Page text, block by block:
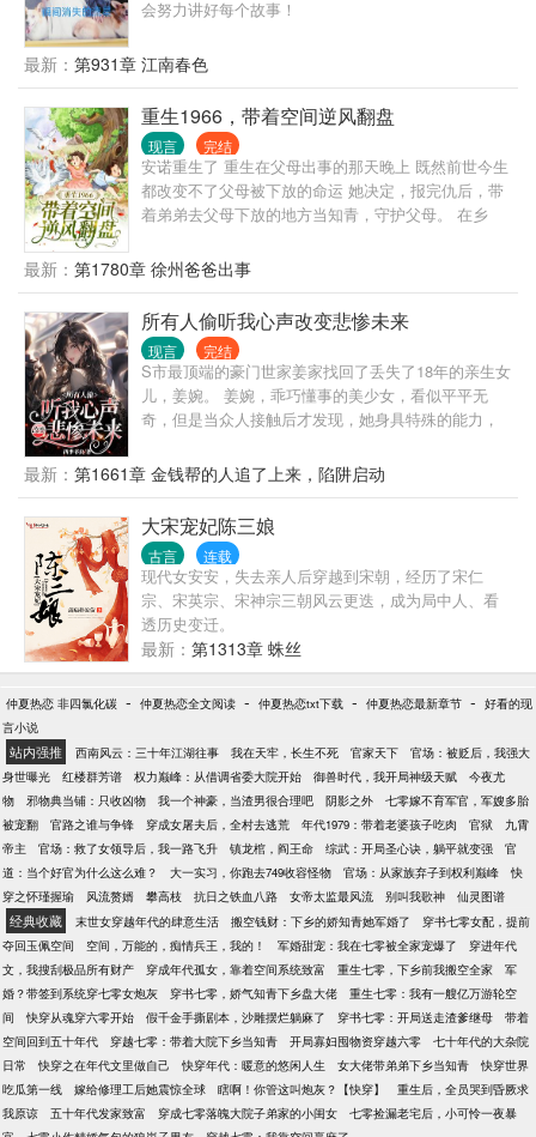
会努力讲好每个故事！
最新： 第931章 江南春色
重生1966，带着空间逆风翻盘
现言 完结
安诺重生了 重生在父母出事的那天晚上 既然前世今生
都改变不了父母被下放的命运 她决定，报完仇后，带
着弟弟去父母下放的地方当知青，守护父母。 在乡
风生水起。
最新： 第1780章 徐州爸爸出事
所有人偷听我心声改变悲惨未来
现言 完结
S市最顶端的豪门世家姜家找回了丢失了18年的亲生女
儿，姜婉。 姜婉，乖巧懂事的美少女，看似平平无
奇，但是当众人接触后才发现，她身具特殊的能力，
意识爆出来的心声改变了悲惨的未来。 姜婉不仅仅成
为了姜家的团宠，被父母和六个哥哥当成心中宝，也
成为了S市最顶层圈子一众大佬的团宠，更成为了人人
惧怕闻风丧胆的迟家家主，迟宴的心头肉，手中宝。
迟宴，迟氏集团现今的掌舵人，年轻有为，俊美多
金，人人都道最是冷漠，有手段，在商场和那些老奸
巨猾的老姜们争斗从来不会落于下风，是让老将们又
爱又恨的后生。 但是到了懵懂的姜婉身边，却变成了
温柔的邻家大哥哥，从一开始对她的妹妹般的关爱衍
生到男女之情的深爱，最后则变成了深入骨髓的挚
爱。 温水煮青蛙般将懵懂单蠢的姜婉一步步的套近他
机深沉。 … 当未来众多在现今各方领域称霸的天才们
被问起这辈子最感谢的人时，他们都有志一同的感谢
同一人。 成为商场女强人的乐颖靓说，“感谢姜
婉。”是她的到来才让自己免去了被堂妹害死的悲惨结
局。 成为了名闻天下的钢琴女王的米雪说，“感谢姜
婉。”
最新： 第1661章 金钱帮的人追了上来，陷阱启动
大宋宠妃陈三娘
古言 连载
现代女安安，失去亲人后穿越到宋朝，经历了宋仁
宗、宋英宗、宋神宗三朝风云更迭，成为局中人、看
透历史变迁。
最新： 第1313章 蛛丝
仲夏热恋 非四氯化碳 - 仲夏热恋全文阅读 - 仲夏热恋txt下载 - 仲夏热恋最新章节 - 好看的现
言小说
站内强推 西南风云：三十年江湖往事 我在天牢，长生不死 官家天下
官场：被贬后，我强大
身世曝光
红楼群芳谱 权力巅峰：从借调省委大院开始 御兽时代，我开局神级天赋
今夜尤
物
邪物典当铺：只收凶物 我一个神豪，当渣男很合理吧 阴影之外
七零嫁不育军官，军嫂多胎
被宠翻
官路之谁与争锋 穿成女屠夫后，全村去逃荒 年代1979：带着老婆孩子吃肉 官狱
九霄
帝主
官场：救了女领导后，我一路飞升 镇龙棺，阎王命 综武：开局圣心诀，躺平就变强
官
道：当个好官为什么这么难？
大一实习，你跑去749收容怪物 官场：从家族弃子到权利巅峰
快
穿之怀瑾握瑜
风流赘婿 攀高枝 抗日之铁血八路 女帝太监最风流 别叫我歌神 仙灵图谱
经典收藏 末世女穿越年代的肆意生活 搬空钱财：下乡的娇知青她军婚了
穿书七零女配，提前
夺回玉佩空间
空间，万能的，痴情兵王，我的！ 军婚甜宠：我在七零被全家宠爆了
穿进年代
文，我搜刮极品所有财产
穿成年代孤女，靠着空间系统致富 重生七零，下乡前我搬空全家
军
婚？带签到系统穿七零女炮灰
穿书七零，娇气知青下乡盘大佬
重生七零：我有一艘亿万游轮空
间
快穿从魂穿六零开始 假千金手撕剧本，沙雕摆烂躺麻了 穿书七零：开局送走渣爹继母
带着
空间回到五十年代
穿越七零：带着大院下乡当知青 开局寡妇囤物资穿越六零
七十年代的大杂院
日常
快穿之在年代文里做自己 快穿年代：暖意的悠闲人生 女大佬带弟弟下乡当知青
快穿世界
吃瓜第一线
嫁给修理工后她震惊全球 瞎啊！你管这叫炮灰？【快穿】
重生后，全员哭到昏厥求
我原谅
五十年代发家致富 穿成七零落魄大院子弟家的小闺女
七零捡漏老宅后，小可怜一夜暴